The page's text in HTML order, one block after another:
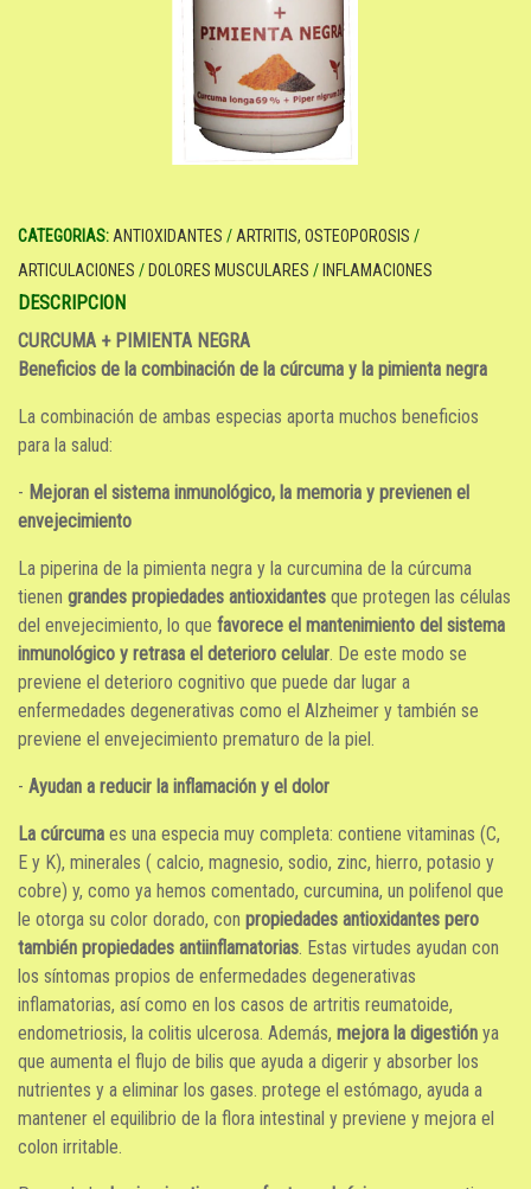
CATEGORIAS: ANTIOXIDANTES / ARTRITIS, OSTEOPOROSIS /
ARTICULACIONES / DOLORES MUSCULARES / INFLAMACIONES
DESCRIPCION
CURCUMA + PIMIENTA NEGRA
Beneficios de la combinación de la cúrcuma y la pimienta negra
La combinación de ambas especias aporta muchos beneficios
para la salud:
- Mejoran el sistema inmunológico, la memoria y previenen el
envejecimiento
La piperina de la pimienta negra y la curcumina de la cúrcuma
tienen grandes propiedades antioxidantes que protegen las células
del envejecimiento, lo que favorece el mantenimiento del sistema
inmunológico y retrasa el deterioro celular. De este modo se
previene el deterioro cognitivo que puede dar lugar a
enfermedades degenerativas como el Alzheimer y también se
previene el envejecimiento prematuro de la piel.
- Ayudan a reducir la inflamación y el dolor
La cúrcuma es una especia muy completa: contiene vitaminas (C,
E y K), minerales ( calcio, magnesio, sodio, zinc, hierro, potasio y
cobre) y, como ya hemos comentado, curcumina, un polifenol que
le otorga su color dorado, con propiedades antioxidantes pero
también propiedades antiinflamatorias. Estas virtudes ayudan con
los síntomas propios de enfermedades degenerativas
inflamatorias, así como en los casos de artritis reumatoide,
endometriosis, la colitis ulcerosa. Además, mejora la digestión ya
que aumenta el flujo de bilis que ayuda a digerir y absorber los
nutrientes y a eliminar los gases. protege el estómago, ayuda a
mantener el equilibrio de la flora intestinal y previene y mejora el
colon irritable.